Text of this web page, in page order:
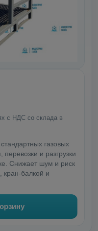
с НДС со склада в
газовых
и разгрузки
Снижает шум и риск
кран-балкой и